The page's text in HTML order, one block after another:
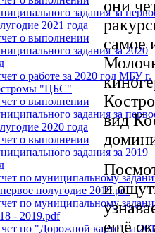
задания за
2021 года
о выполнении
задания за 2020
о работе за 2020 год МБУ г.
"ЦБС"
о выполнении
задания за
2020 года
о выполнении
задания за 2019
по муниципальному
полугодие 2019.pdf
по муниципальному
- 2019.pdf
по "Дорожной карте" за
они
самое
вид
и
ещё